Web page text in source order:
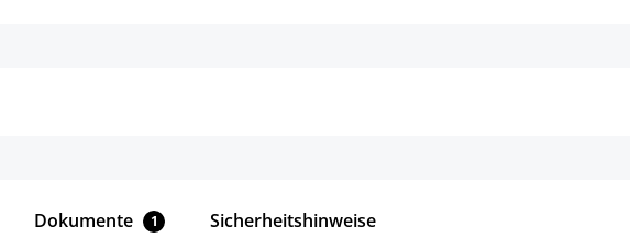
Dokumente 1 Sicherheitshinweise